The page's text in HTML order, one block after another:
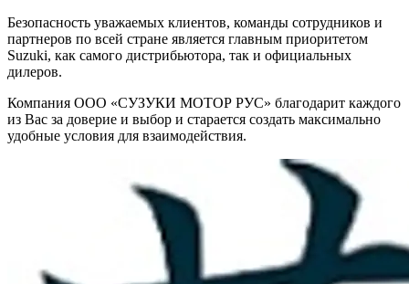
Безопасность уважаемых клиентов, команды сотрудников и
партнеров по всей стране является главным приоритетом
Suzuki, как самого дистрибьютора, так и официальных
дилеров.
Компания ООО «СУЗУКИ МОТОР РУС» благодарит каждого
из Вас за доверие и выбор и старается создать максимально
удобные условия для взаимодействия.